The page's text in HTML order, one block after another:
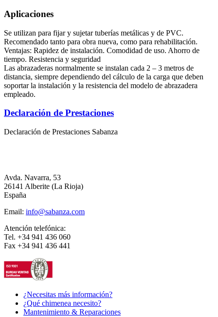
Aplicaciones
Se utilizan para fijar y sujetar tuberías metálicas y de PVC.
Recomendado tanto para obra nueva, como para rehabilitación.
Ventajas: Rapidez de instalación. Comodidad de uso. Ahorro de
tiempo. Resistencia y seguridad
Las abrazaderas normalmente se instalan cada 2 – 3 metros de
distancia, siempre dependiendo del cálculo de la carga que deben
soportar la instalación y la resistencia del modelo de abrazadera
empleado.
Declaración de Prestaciones
Declaración de Prestaciones Sabanza
Avda. Navarra, 53
26141 Alberite (La Rioja)
España
Email: info@sabanza.com
Atención telefónica:
Tel. +34 941 436 060
Fax +34 941 436 441
¿Necesitas más información?
¿Qué chimenea necesito?
Mantenimiento & Reparaciones